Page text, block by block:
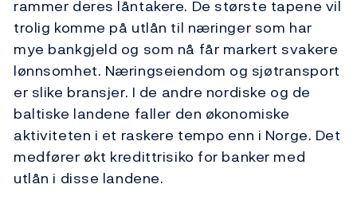
rammer deres låntakere. De største tapene vil
trolig komme på utlån til næringer som har
mye bankgjeld og som nå får markert svakere
lønnsomhet. Næringseiendom og sjøtransport
er slike bransjer. I de andre nordiske og de
baltiske landene faller den økonomiske
aktiviteten i et raskere tempo enn i Norge. Det
medfører økt kredittrisiko for banker med
utlån i disse landene.